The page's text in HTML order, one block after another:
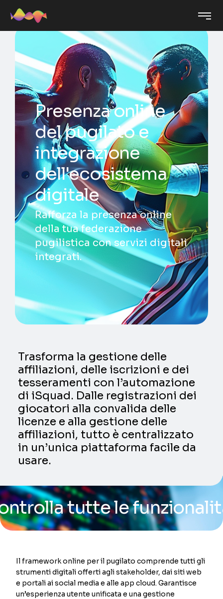
Presenza online
del pugilato e
integrazione
dell'ecosistema
digitale
Rafforza la presenza online
della tua federazione
pugilistica con servizi digitali
integrati.
Trasforma la gestione delle
affiliazioni, delle iscrizioni e dei
tesseramenti con l’automazione
di iSquad. Dalle registrazioni dei
giocatori alla convalida delle
licenze e alla gestione delle
affiliazioni, tutto è centralizzato
in un’unica piattaforma facile da
usare.
tutte le funzionalità
Il framework online per il pugilato comprende tutti gli
strumenti digitali offerti agli stakeholder, dai siti web
e portali ai social media e alle app cloud. Garantisce
un’esperienza utente unificata e una gestione